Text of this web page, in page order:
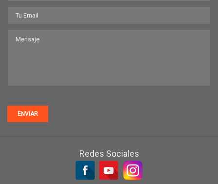
ENVIAR
Redes Sociales